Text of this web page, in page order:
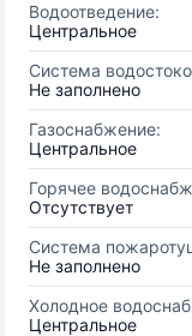
Водоотведение:
Центральное
Система
Не заполнено
Газоснабжение:
Центральное
Горячее
Отсутствует
Система
Не заполнено
Холодное
Центральное